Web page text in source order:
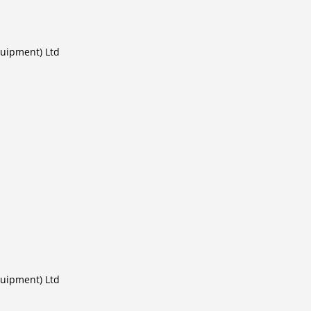
Ltd
Ltd